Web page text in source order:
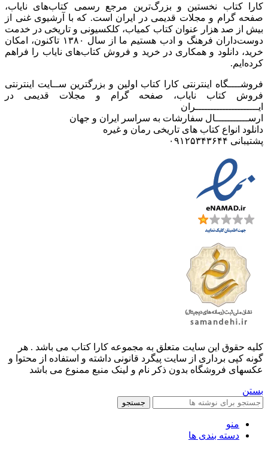
کارا کتاب نخستین و بزرگ‌ترین مرجع رسمی کتاب‌های نایاب،
صفحه گرام و مجلات قدیمی در ایران است. که با آرشیوی غنی از
بیش از صد هزار عنوان کتاب کمیاب، کلکسیونی و تاریخی در خدمت
دوست‌داران فرهنگ و ادب هستیم ما از سال ۱۳۸۰ تاکنون، امکان
خرید، دانلود و همکاری در خرید و فروش کتاب‌های نایاب را فراهم
کرده‌ایم.
فروشــــگاه اینترنتی کارا کتاب اولین و بزرگترین ســایت اینترنتی
فروش کتاب نایاب، صفحه گرام و مجلات قدیمی در
ایـــــــــــــــــــــران
ارســـــــــــال سفارشات به سراسر ایران و جهان
دانلود انواع کتاب های تاریخی رمان و غیره
پشتیبانی ۰۹۱۲۵۳۴۳۶۴۴
کليه حقوق اين سايت متعلق به مجموعه کارا کتاب می باشد . هر
گونه کپی برداری از سایت پیگرد قانونی داشته و استفاده از محتوا و
عکسهای فروشگاه بدون ذکر نام و لینک منبع ممنوع می باشد
بستن
جستجو
منو
دسته بندی ها